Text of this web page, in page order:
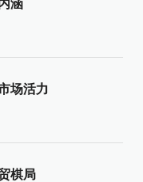
涵
场活力
棋局